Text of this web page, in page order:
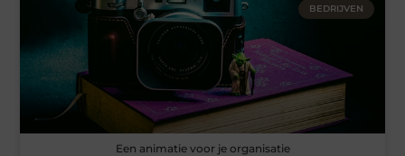
BEDRIJVEN
Een animatie voor je organisatie